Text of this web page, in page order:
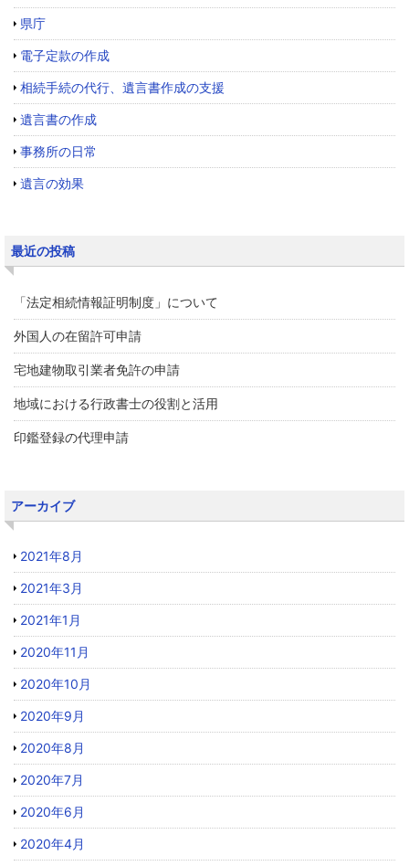
県庁
電子定款の作成
相続手続の代行、遺言書作成の支援
遺言書の作成
事務所の日常
遺言の効果
最近の投稿
「法定相続情報証明制度」について
外国人の在留許可申請
宅地建物取引業者免許の申請
地域における行政書士の役割と活用
印鑑登録の代理申請
アーカイブ
2021年8月
2021年3月
2021年1月
2020年11月
2020年10月
2020年9月
2020年8月
2020年7月
2020年6月
2020年4月